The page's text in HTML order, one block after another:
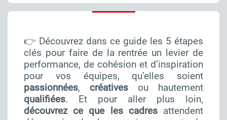
👉 Découvrez dans ce guide les 5 étapes
clés pour faire de la rentrée un levier de
performance, de cohésion et d’inspiration
pour vos équipes, qu’elles soient
passionnées, créatives ou hautement
qualifiées. Et pour aller plus loin,
découvrez ce que les cadresattendent